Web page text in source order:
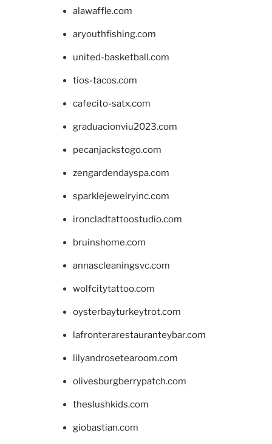
alawaffle.com
aryouthfishing.com
united-basketball.com
tios-tacos.com
cafecito-satx.com
graduacionviu2023.com
pecanjackstogo.com
zengardendayspa.com
sparklejewelryinc.com
ironcladtattoostudio.com
bruinshome.com
annascleaningsvc.com
wolfcitytattoo.com
oysterbayturkeytrot.com
lafronterarestauranteybar.com
lilyandrosetearoom.com
olivesburgberrypatch.com
theslushkids.com
giobastian.com